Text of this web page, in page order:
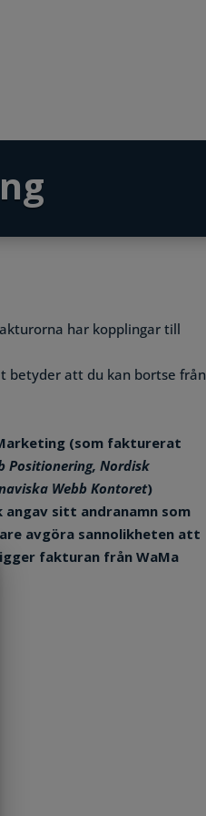
har kopplingar till
betyder att du kan bortse från
(som fakturerat
Positionering, Nordisk
Webb Kontoret)
sitt andranamn som
avgöra sannolikheten att
fakturan från WaMa